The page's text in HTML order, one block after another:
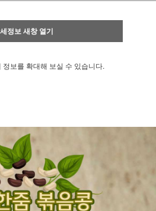
정보 새창 열기
정보를 확대해 보실 수 있습니다.